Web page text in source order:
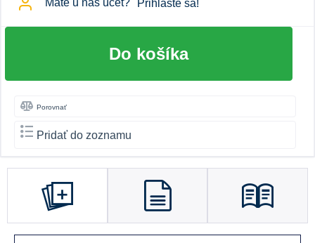
Prihláste sa!
Do košíka
Porovnať
Pridať do zoznamu